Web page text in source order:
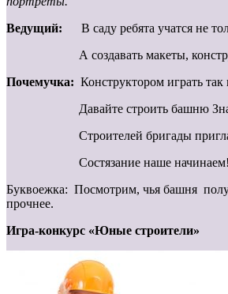
Ведущий: В саду ребята учатся не
А создавать макеты,
Почемучка: Конструктором играть так
Давайте строить башню
Строителей бригады
Состязание наше начинаем!
Буквоежка: Посмотрим, чья башня
прочнее.
Игра-конкурс «Юные строители»